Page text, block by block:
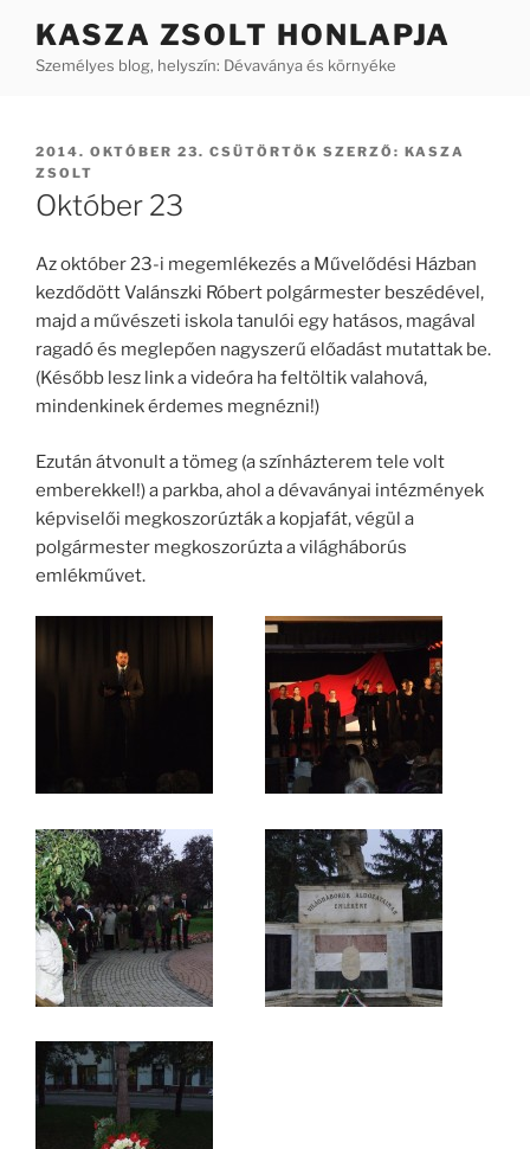
KASZA ZSOLT HONLAPJA
Személyes blog, helyszín: Dévaványa és környéke
BEKÜLDVE:
2014. OKTÓBER 23. CSÜTÖRTÖK SZERZŐ: KASZA
ZSOLT
Október 23
Az október 23-i megemlékezés a Művelődési Házban
kezdődött Valánszki Róbert polgármester beszédével,
majd a művészeti iskola tanulói egy hatásos, magával
ragadó és meglepően nagyszerű előadást mutattak be.
(Később lesz link a videóra ha feltöltik valahová,
mindenkinek érdemes megnézni!)
Ezután átvonult a tömeg (a színházterem tele volt
emberekkel!) a parkba, ahol a dévaványai intézmények
képviselői megkoszorúzták a kopjafát, végül a
polgármester megkoszorúzta a világháborús
emlékművet.